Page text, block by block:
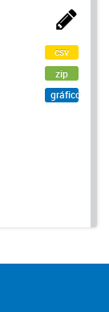
csv
zip
gráfico